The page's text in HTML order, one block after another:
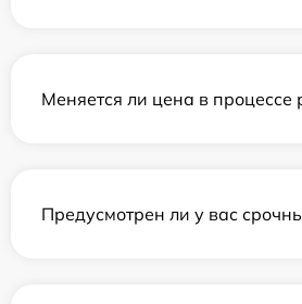
Меняется ли цена в процессе
Предусмотрен ли у вас